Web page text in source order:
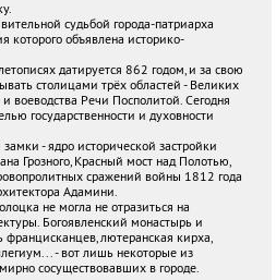
судьбой города-патриарха
которого объявлена историко-
датируется 862 годом, и за свою
столицами трёх областей - Великих
воеводства Речи Посполитой. Сегодня
государственности и духовности
- ядро исторической застройки
Грозного, Красный мост над Полотью,
сражений войны 1812 года
Адамини.
не могла не отразиться на
Богоявленский монастырь и
францисканцев, лютеранская кирха,
- вот лишь некоторые из
сосуществовавших в городе.